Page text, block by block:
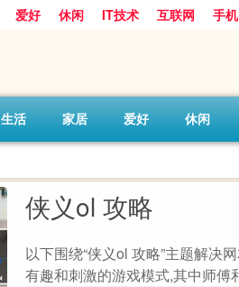
爱好 休闲 IT技术 互联网 手机
生活 家居 爱好 休闲
侠义ol 攻略
以下围绕“侠义ol 攻略”主题解决
有趣和刺激的游戏模式,其中师傅